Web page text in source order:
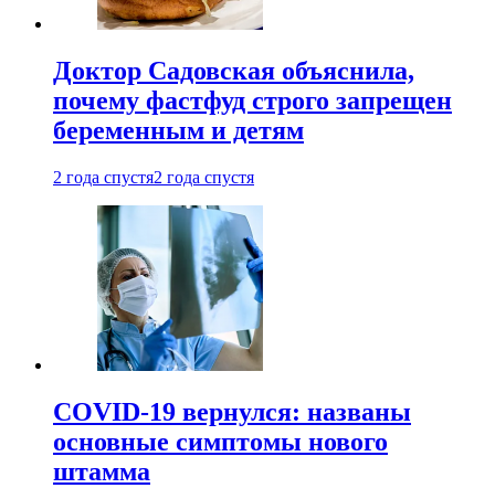
Доктор Садовская объяснила,
почему фастфуд строго запрещен
беременным и детям
2 года спустя2 года спустя
COVID-19 вернулся: названы
основные симптомы нового
штамма